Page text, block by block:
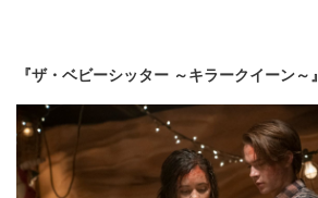
『ザ・ベビーシッター ～キラークイーン～』